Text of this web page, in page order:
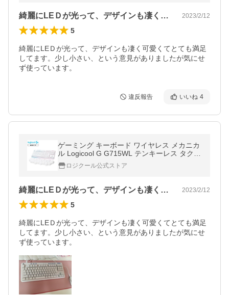
綺麗にLEＤが光って、デザインも凄く可… 2023/2/12
5
綺麗にLEＤが光って、デザインも凄く可愛くてとても満足
してます。少し小さい、という意見がありましたが気にせ
違反報告 いいね 4
ゲーミング キーボード ワイヤレス メカニカ
ル Logicool G G715WL テンキーレス タクタ
イル 日本語配列 G715WL-TC 正規品 2年間
無償保証
ロジクール公式ストア
綺麗にLEＤが光って、デザインも凄く可… 2023/2/12
5
綺麗にLEＤが光って、デザインも凄く可愛くてとても満足
してます。少し小さい、という意見がありましたが気にせ
ず使っています。